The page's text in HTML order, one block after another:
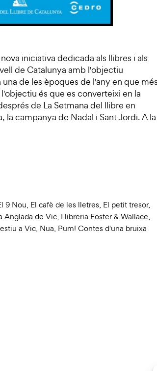
iniciativa dedicada als llibres i als
de Catalunya amb l'objectiu
de les èpoques de l'any en que més
és que es converteixi en la
de La Setmana del llibre en
campanya de Nadal i Sant Jordi. A la
9 Nou, El cafè de les lletres, El petit tresor,
Anglada de Vic, Llibreria Foster & Wallace,
a Vic, Nua, Pum! Contes d'una bruixa